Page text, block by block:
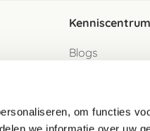
om functies
Kenniscentrum
Blogs